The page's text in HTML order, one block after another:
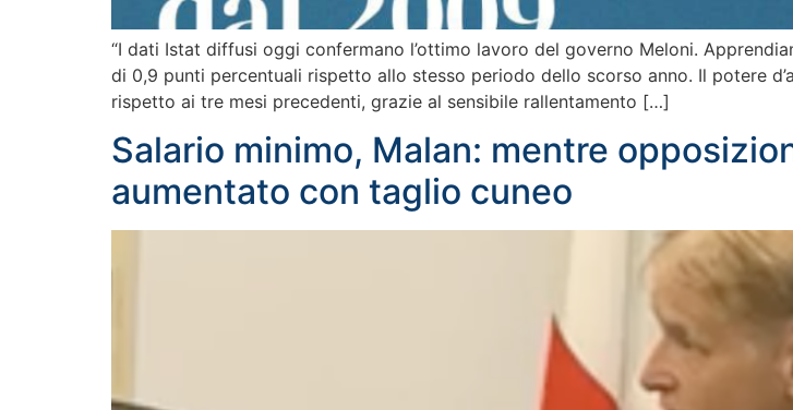
“I dati Istat diffusi oggi confermano l’ottimo lavoro del governo Meloni.
di 0,9 punti percentuali rispetto allo stesso periodo dello scorso anno. Il potere
rispetto ai tre mesi precedenti, grazie al sensibile rallentamento […]
Salario minimo, Malan: mentre
aumentato con taglio cuneo